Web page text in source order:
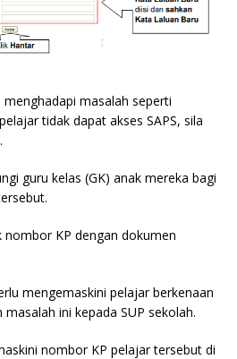
masalah seperti
tidak dapat akses SAPS, sila
guru kelas (GK) anak mereka bagi
nombor KP dengan dokumen
mengemaskini pelajar berkenaan
ini kepada SUP sekolah.
nombor KP pelajar tersebut di